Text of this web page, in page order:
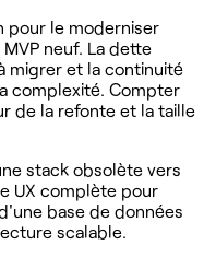
pour le moderniser
neuf. La dette
migrer et la continuité
complexité. Compter
de la refonte et la taille
stack obsolète vers
UX complète pour
base de données
scalable.